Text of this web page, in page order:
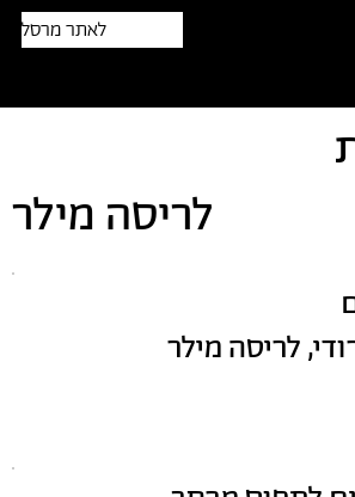
לאתר מרסל
לריסה מילר
לריסה מילר